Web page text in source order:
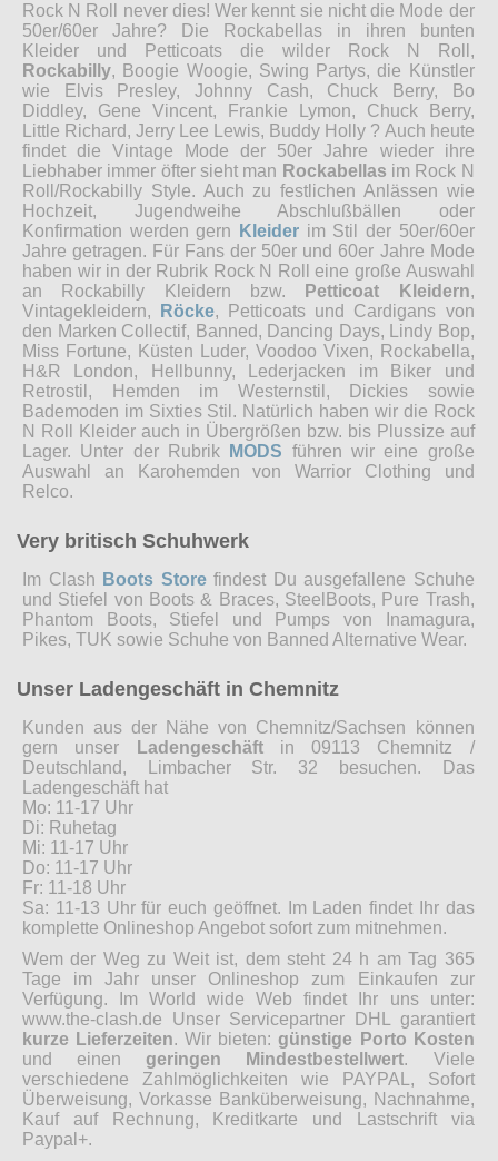
Rock N Roll never dies! Wer kennt sie nicht die Mode der
50er/60er Jahre? Die Rockabellas in ihren bunten
Kleider und Petticoats die wilder Rock N Roll,
Rockabilly, Boogie Woogie, Swing Partys, die Künstler
wie Elvis Presley, Johnny Cash, Chuck Berry, Bo
Diddley, Gene Vincent, Frankie Lymon, Chuck Berry,
Little Richard, Jerry Lee Lewis, Buddy Holly ? Auch heute
findet die Vintage Mode der 50er Jahre wieder ihre
Liebhaber immer öfter sieht man Rockabellas im Rock N
Roll/Rockabilly Style. Auch zu festlichen Anlässen wie
Hochzeit, Jugendweihe Abschlußbällen oder
Konfirmation werden gern
Kleiderim Stil der 50er/60er
Jahre getragen. Für Fans der 50er und 60er Jahre Mode
haben wir in der Rubrik Rock N Roll eine große Auswahl
an Rockabilly Kleidern bzw.
Petticoat Kleidern,
Vintagekleidern,
Röcke, Petticoats und Cardigans von
den Marken Collectif, Banned, Dancing Days, Lindy Bop,
Miss Fortune, Küsten Luder, Voodoo Vixen, Rockabella,
H&R London, Hellbunny, Lederjacken im Biker und
Retrostil, Hemden im Westernstil, Dickies sowie
Bademoden im Sixties Stil. Natürlich haben wir die Rock
N Roll Kleider auch in Übergrößen bzw. bis Plussize auf
Lager. Unter der Rubrik
MODS führen wir eine große
Auswahl an Karohemden von Warrior Clothing und
Relco.
Very britisch Schuhwerk
Im Clash Boots Storefindest Du ausgefallene Schuhe
und Stiefel von Boots & Braces, SteelBoots, Pure Trash,
Phantom Boots, Stiefel und Pumps von Inamagura,
Pikes, TUK sowie Schuhe von Banned Alternative Wear.
Unser Ladengeschäft in Chemnitz
Kunden aus der Nähe von Chemnitz/Sachsen können
gern unser
Ladengeschäftin 09113 Chemnitz /
Deutschland, Limbacher Str. 32 besuchen. Das
Ladengeschäft hat
Mo: 11-17 Uhr
Di: Ruhetag
Mi: 11-17 Uhr
Do: 11-17 Uhr
Fr: 11-18 Uhr
Sa: 11-13 Uhr für euch geöffnet. Im Laden findet Ihr das
komplette Onlineshop Angebot sofort zum mitnehmen.
Wem der Weg zu Weit ist, dem steht 24 h am Tag 365
Tage im Jahr unser Onlineshop zum Einkaufen zur
Verfügung. Im World wide Web findet Ihr uns unter:
www.the-clash.de Unser Servicepartner DHL garantiert
kurze Lieferzeiten. Wir bieten:günstige Porto Kosten
und einengeringen Mindestbestellwert. Viele
verschiedene Zahlmöglichkeiten wie PAYPAL, Sofort
Überweisung, Vorkasse Banküberweisung, Nachnahme,
Kauf auf Rechnung, Kreditkarte und Lastschrift via
Paypal+.